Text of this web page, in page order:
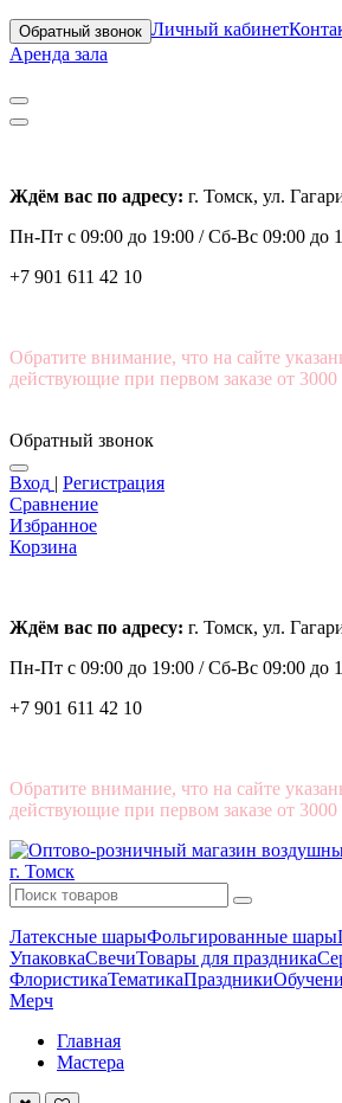
Обратный звонок Личный кабинет
Аренда зала
Ждём вас по адресу: г. Томск, ул.
Пн-Пт с 09:00 до 19:00 /Сб-Вс 09:00 до
+7 901 611 42 10
Обратите внимание, что на сайте
действующие при первом заказе от 3000
Обратный звонок
Вход | Регистрация
Сравнение
Избранное
Корзина
Ждём вас по адресу: г. Томск, ул.
Пн-Пт с 09:00 до 19:00 /Сб-Вс 09:00 до
+7 901 611 42 10
Обратите внимание, что на сайте
действующие при первом заказе от 3000
Латексные шарыФольгированные шары
УпаковкаСвечиТовары для праздника
ФлористикаТематикаПраздники
Мерч
Главная
Мастера